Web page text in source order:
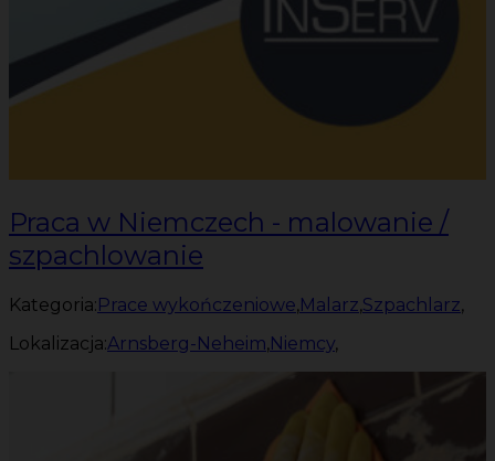
Praca w Niemczech - malowanie /
szpachlowanie
Kategoria:Prace wykończeniowe,Malarz,Szpachlarz,
Lokalizacja:Arnsberg-Neheim,Niemcy,